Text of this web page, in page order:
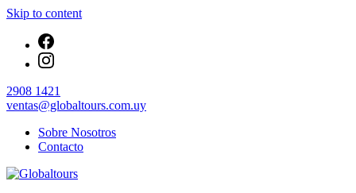
Skip to content
2908 1421
ventas@globaltours.com.uy
Sobre Nosotros
Contacto